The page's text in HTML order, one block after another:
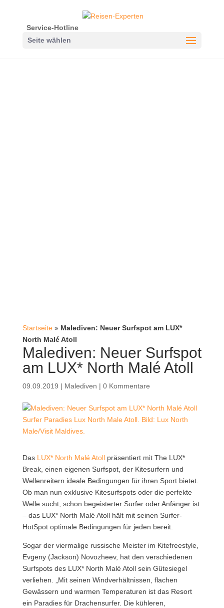
Service-Hotline
Seite wählen
Startseite» Malediven: Neuer Surfspot am LUX*
North Malé Atoll
Malediven: Neuer Surfspot
am LUX* North Malé Atoll
09.09.2019 | Malediven | 0 Kommentare
Surfer Paradies Lux North Male Atoll. Bild: Lux North
Male/Visit Maldives.
Das LUX* North Malé Atollpräsentiert mit The LUX*
Break, einen eigenen Surfspot, der Kitesurfern und
Wellenreitern ideale Bedingungen für ihren Sport bietet.
Ob man nun exklusive Kitesurfspots oder die perfekte
Welle sucht, schon begeisterter Surfer oder Anfänger ist
– das LUX* North Malé Atoll hält mit seinen Surfer-
HotSpot optimale Bedingungen für jeden bereit.
Sogar der viermalige russische Meister im Kitefreestyle,
Evgeny (Jackson) Novozheev, hat den verschiedenen
Surfspots des LUX* North Malé Atoll sein Gütesiegel
verliehen. „Mit seinen Windverhältnissen, flachen
Gewässern und warmen Temperaturen ist das Resort
ein Paradies für Drachensurfer. Die kühleren,